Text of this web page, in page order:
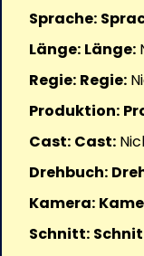
Sprache:
Länge: Länge:
Regie: Regie:
Produktion:
Cast: Cast:
Drehbuch:
Kamera:
Schnitt: